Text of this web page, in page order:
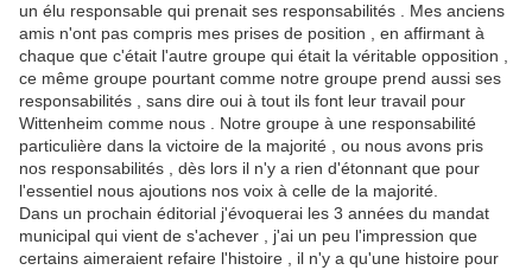
un élu responsable qui prenait ses responsabilités . Mes anciens
amis n'ont pas compris mes prises de position , en affirmant à
chaque que c'était l'autre groupe qui était la véritable opposition ,
ce même groupe pourtant comme notre groupe prend aussi ses
responsabilités , sans dire oui à tout ils font leur travail pour
Wittenheim comme nous . Notre groupe à une responsabilité
particulière dans la victoire de la majorité , ou nous avons pris
nos responsabilités , dès lors il n'y a rien d'étonnant que pour
l'essentiel nous ajoutions nos voix à celle de la majorité.
Dans un prochain éditorial j'évoquerai les 3 années du mandat
municipal qui vient de s'achever , j'ai un peu l'impression que
certains aimeraient refaire l'histoire , il n'y a qu'une histoire pour